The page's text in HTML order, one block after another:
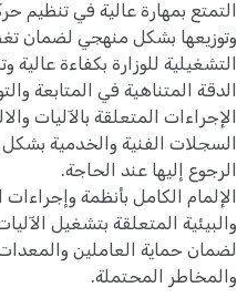
التمتع بمهارة عالية في تنظيم
وتوزيعها بشكل منهجي لضمان
التشغيلية للوزارة بكفاءة
الدقة المتناهية في المتابعة
الإجراءات المتعلقة بالآليات
السجلات الفنية والخدمية
الرجوع إليها عند الحاجة.
الإلمام الكامل بأنظمة وإجراءات
والبيئية المتعلقة بتشغيل
لضمان حماية العاملين
والمخاطر المحتملة.